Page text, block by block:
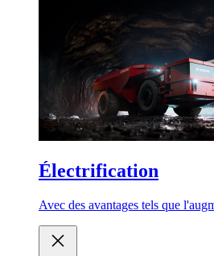
Électrification
Avec des avantages tels que